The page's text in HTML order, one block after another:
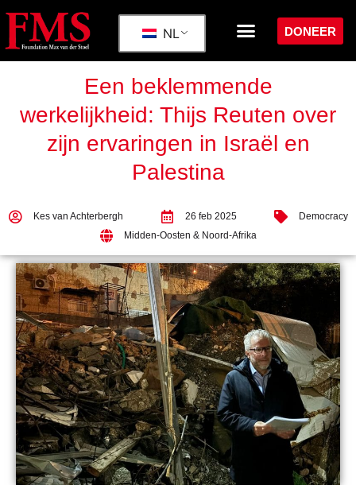
NL DONEER
Een beklemmende
werkelijkheid: Thijs Reuten over
zijn ervaringen in Israël en
Palestina
Kes van Achterbergh 26 feb 2025
Democracy
Midden-Oosten & Noord-Afrika